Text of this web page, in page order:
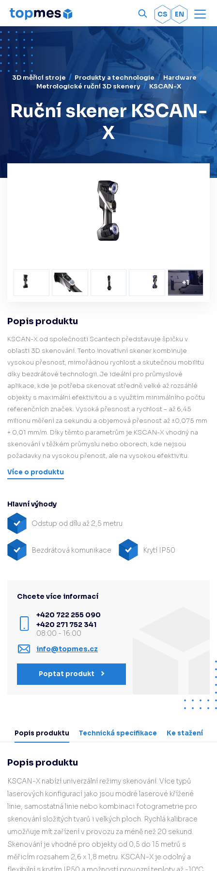
CS EN Menu
3D měřicí stroje Produkty a technologie
Hardware
Metrologické ruční 3D skenery
KSCAN-X
Ruční skener KSCAN-
X
+1
Popis produktu
KSCAN-X od společnosti Scantech představuje špičku v
oblasti 3D skenování. Tento inovativní skener kombinuje
vysokou přesnost, mimořádnou rychlost a skutečnou mobilitu
díky bezdrátové technologii. Je ideální pro průmyslové
aplikace, kde je potřeba skenovat středně velké až rozsáhlé
objekty s maximální efektivitou a s využitím minimálního počtu
referenčních značek. Vysoká přesnost a rychlost – až 6,45
milionu měření za sekundu a objemová přesnost až ±0,075 mm
+ 0,01 mm/m. Díky těmto parametrům je KSCAN-X vhodný na
skenování v těžkém průmyslu nebo oborech, kde nejsou
požadavky na vysokou přenost, ale na vysokou efektivitu.
Více o produktu
Hlavní výhody
Odstup od dílu až 2,5 metru
Bezdrátová komunikace Krytí IP50
Chcete více informací
+420 722 255 090
+420 271 752 341
08:00 - 16:00
info@topmes.cz
Poptat produkt
Popis produktu Technická specifikace Ke stažení
Popis produktu
KSCAN-X nabízí univerzální režimy skenování. Více typů
laserových konfigurací jako jsou modré laserové křížené
linie, samostatná linie nebo kombinaci fotogrametrie pro
skenování složitých tvarů i velkých ploch. Rychlá kalibrace
umožňuje mít zařízení v provozu za méně než 20 sekund.
Skenování je vhodné pro objekty od 0,5 do 15 metrů s
měřicím rozsahem 2,6 x 1,8 metru. KSCAN-X je odolný a